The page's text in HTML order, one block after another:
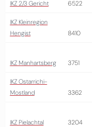
IKZ 2/3 Gericht 6522
IKZ Kleinregion
Hengist
8410
IKZ Manhartsberg 3751
IKZ Ostarrichi-
Mostland
3362
IKZ Pielachtal 3204